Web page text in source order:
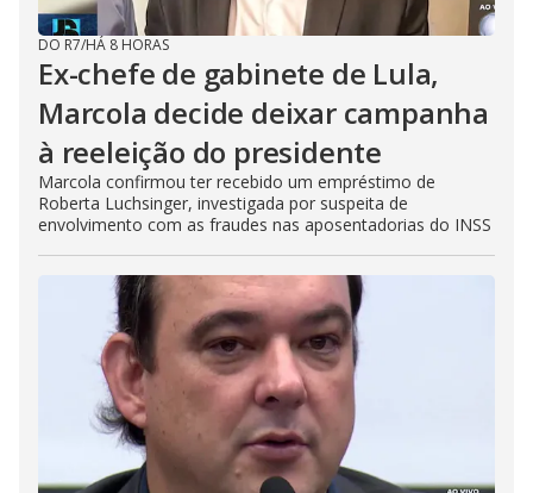
DO R7/HÁ 8 HORAS
Ex-chefe de gabinete de Lula,
Marcola decide deixar campanha
à reeleição do presidente
Marcola confirmou ter recebido um empréstimo de
Roberta Luchsinger, investigada por suspeita de
envolvimento com as fraudes nas aposentadorias do INSS